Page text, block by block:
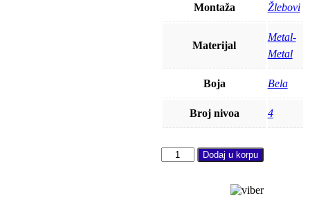
Montaža Žlebovi
Materijal
Metal-
Metal
Boja Bela
Broj nivoa 4
Polica
metal
Dodaj u korpu